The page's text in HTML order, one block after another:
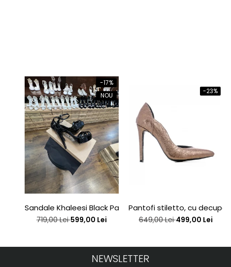
-17%
NOU
Sandale Khaleesi Black Patent
719,00 Lei599,00 Lei
-23%
Pantofi stiletto, cu decupaj
649,00 Lei499,00 Lei
NEWSLETTER